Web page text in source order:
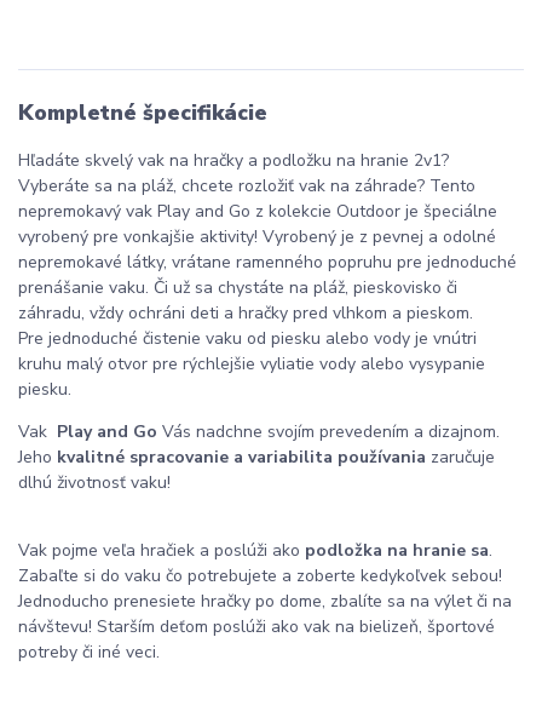
Kompletné špecifikácie
Hľadáte skvelý vak na hračky a podložku na hranie 2v1?
Vyberáte sa na pláž, chcete rozložiť vak na záhrade? Tento
nepremokavý vak Play and Go z kolekcie Outdoor je špeciálne
vyrobený pre vonkajšie aktivity! Vyrobený je z pevnej a odolné
nepremokavé látky, vrátane ramenného popruhu pre jednoduché
prenášanie vaku. Či už sa chystáte na pláž, pieskovisko či
záhradu, vždy ochráni deti a hračky pred vlhkom a pieskom.
Pre jednoduché čistenie vaku od piesku alebo vody je vnútri
kruhu malý otvor pre rýchlejšie vyliatie vody alebo vysypanie
piesku.
Vak Play and Go Vás nadchne svojím prevedením a dizajnom.
Jeho kvalitné spracovanie a variabilita používania zaručuje
dlhú životnosť vaku!
Vak pojme veľa hračiek a poslúži ako podložka na hranie sa.
Zabaľte si do vaku čo potrebujete a zoberte kedykoľvek sebou!
Jednoducho prenesiete hračky po dome, zbalíte sa na výlet či na
návštevu! Starším deťom poslúži ako vak na bielizeň, športové
potreby či iné veci.